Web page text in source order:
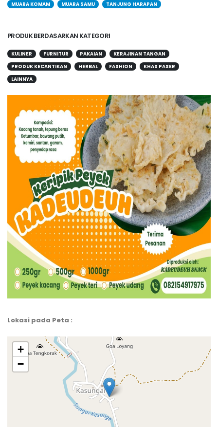
MUARA KOMAM
MUARA SAMU TANJUNG HARAPAN
PRODUK BERDASARKAN KATEGORI
KULINER FURNITUR PAKAIAN
KERAJINAN TANGAN
PRODUK KECANTIKAN
HERBAL FASHION
KHAS PASER
LAINNYA
Lokasi pada Peta :
+
−